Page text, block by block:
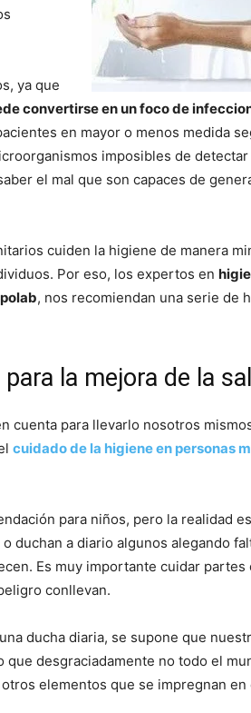
ya que
convertirse en un foco de
en mayor o menos medida
imposibles de detectar
el mal que son capaces de
cuiden la higiene de manera
Por eso, los expertos en
, nos recomiendan una serie de
la mejora de la
cuenta para llevarlo nosotros
cuidado de la higiene en personas
para niños, pero la realidad
duchan a diario algunos alegando
Es muy importante cuidar partes
conllevan.
ducha diaria, se supone que
desgraciadamente no todo el
elementos que se impregnan en